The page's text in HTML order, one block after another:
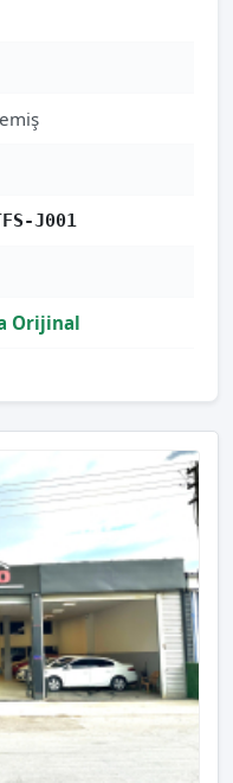
J001
Orijinal